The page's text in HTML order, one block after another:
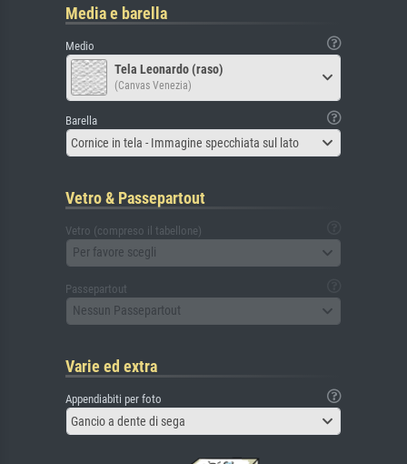
Media e barella
Medio
Tela Leonardo (raso)
(Canvas Venezia)
Barella
Cornice in tela - Immagine specchiata sul lato
Vetro & Passepartout
Vetro (compreso il tabellone)
Per favore scegli
Passepartout
Nessun Passepartout
Varie ed extra
Appendiabiti per foto
Gancio a dente di sega